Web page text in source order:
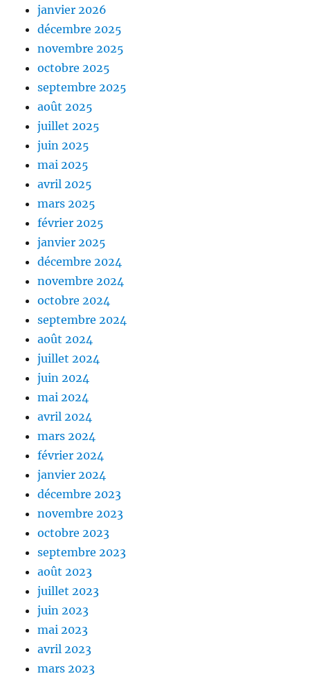
janvier 2026
décembre 2025
novembre 2025
octobre 2025
septembre 2025
août 2025
juillet 2025
juin 2025
mai 2025
avril 2025
mars 2025
février 2025
janvier 2025
décembre 2024
novembre 2024
octobre 2024
septembre 2024
août 2024
juillet 2024
juin 2024
mai 2024
avril 2024
mars 2024
février 2024
janvier 2024
décembre 2023
novembre 2023
octobre 2023
septembre 2023
août 2023
juillet 2023
juin 2023
mai 2023
avril 2023
mars 2023